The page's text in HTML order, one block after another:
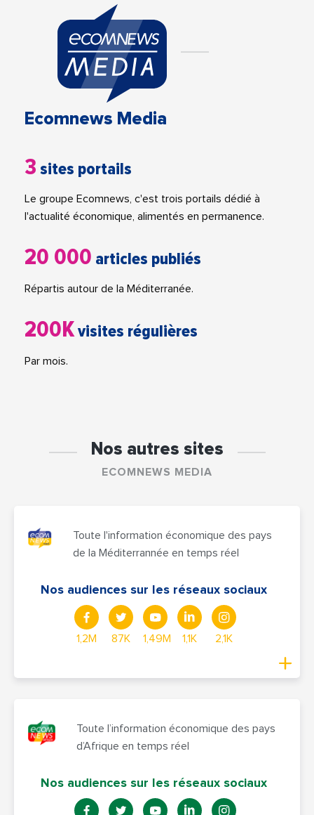
Ecomnews Media
3 sites portails
Le groupe Ecomnews, c'est trois portails dédié à
l'actualité économique, alimentés en permanence.
20 000 articles publiés
Répartis autour de la Méditerranée.
200Kvisites régulières
Par mois.
Nos autres sites
ECOMNEWS MEDIA
Toute l'information économique des pays
de la Méditerrannée en temps réel
Nos audiences sur les réseaux sociaux
1,2M 87K 1,49M 1,1K 2,1K
Toute l’information économique des pays
d’Afrique en temps réel
Nos audiences sur les réseaux sociaux